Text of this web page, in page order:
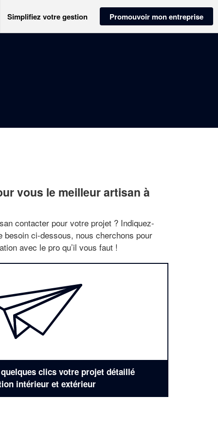
Simplifiez votre gestion Promouvoir mon entreprise
vous le meilleur artisan à
contacter pour votre projet ? Indiquez-
besoin ci-dessous, nous cherchons pour
avec le pro qu’il vous faut !
clics votre projet détaillé
intérieur et extérieur